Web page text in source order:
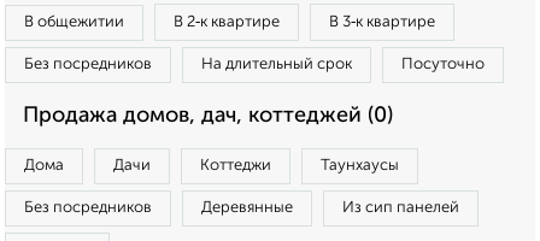
В общежитии В 2‑к квартире В 3‑к квартире
Без посредников На длительный срок Посуточно
Продажа домов, дач, коттеджей (0)
Дома Дачи Коттеджи Таунхаусы
Без посредников Деревянные Из сип панелей